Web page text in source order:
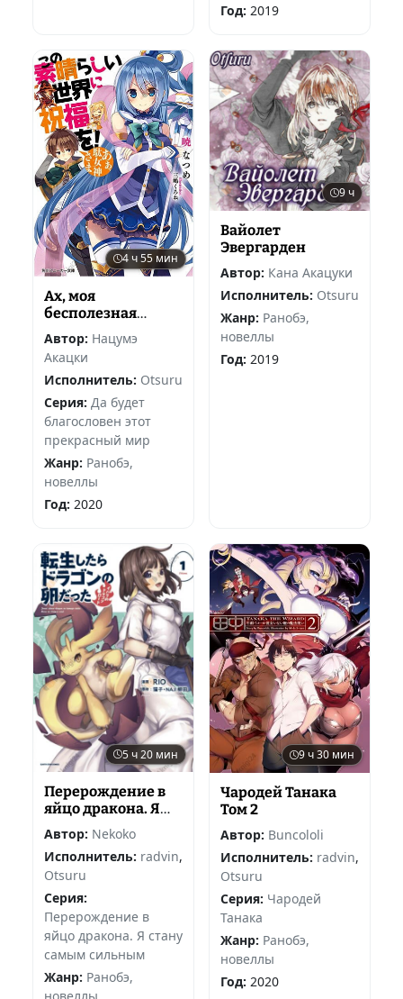
Год: 2019
4 ч 55 мин
Ах, моя
бесполезная
богиня!
Автор: Нацумэ
Акацки
Исполнитель: Otsuru
Серия: Да будет
благословен этот
прекрасный мир
Жанр: Ранобэ,
новеллы
Год: 2020
9 ч
Вайолет
Эвергарден
Автор: Кана Акацуки
Исполнитель: Otsuru
Жанр: Ранобэ,
новеллы
Год: 2019
5 ч 20 мин
Перерождение в
яйцо дракона. Я
стану самым
сильным. Том 1
Автор: Nekoko
Исполнитель: radvin,
Otsuru
Серия:
Перерождение в
яйцо дракона. Я стану
самым сильным
Жанр: Ранобэ,
9 ч 30 мин
Чародей Танака
Том 2
Автор: Buncololi
Исполнитель: radvin,
Otsuru
Серия: Чародей
Танака
Жанр: Ранобэ,
новеллы
Год: 2020